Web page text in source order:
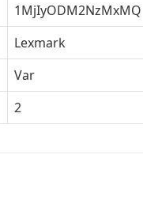
1MjIyODM2NzMxMQ
Lexmark
Var
2